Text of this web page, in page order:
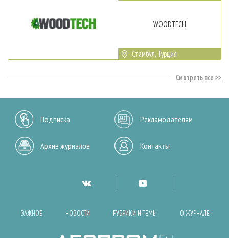
WOODTECH
Стамбул, Турция
Смотреть все
Подписка Рекламодателям
Архив журналов Контакты
ВАЖНОЕ НОВОСТИ РУБРИКИ И ТЕМЫ О ЖУРНАЛЕ